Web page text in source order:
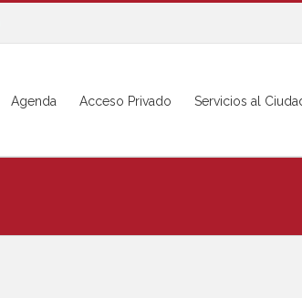
Agenda Acceso Privado Servicios al